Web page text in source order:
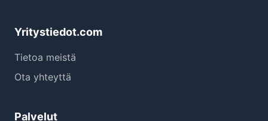
Yritystiedot.com
Tietoa meistä
Ota yhteyttä
Palvelut